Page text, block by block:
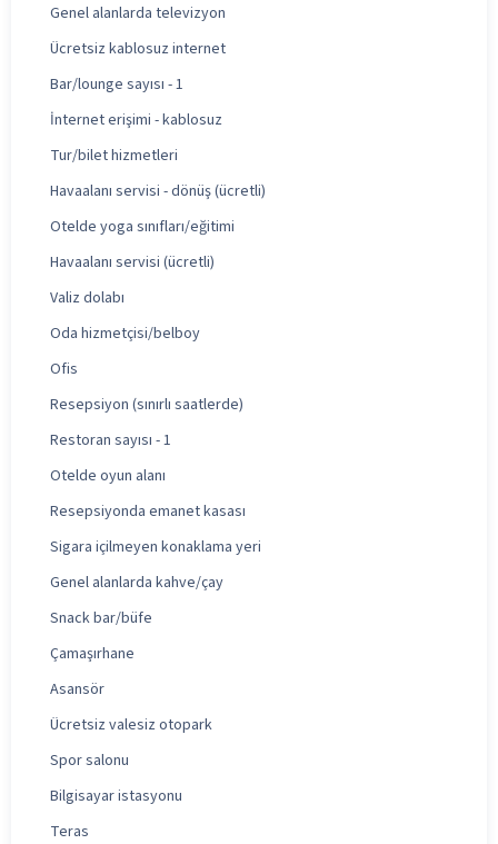
Genel alanlarda televizyon
Ücretsiz kablosuz internet
Bar/lounge sayısı - 1
İnternet erişimi - kablosuz
Tur/bilet hizmetleri
Havaalanı servisi - dönüş (ücretli)
Otelde yoga sınıfları/eğitimi
Havaalanı servisi (ücretli)
Valiz dolabı
Oda hizmetçisi/belboy
Ofis
Resepsiyon (sınırlı saatlerde)
Restoran sayısı - 1
Otelde oyun alanı
Resepsiyonda emanet kasası
Sigara içilmeyen konaklama yeri
Genel alanlarda kahve/çay
Snack bar/büfe
Çamaşırhane
Asansör
Ücretsiz valesiz otopark
Spor salonu
Bilgisayar istasyonu
Teras